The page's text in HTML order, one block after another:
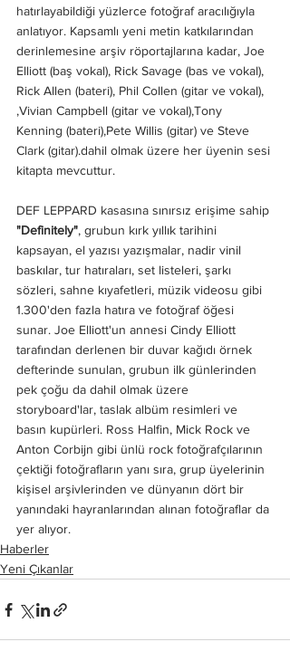
hatırlayabildiği yüzlerce fotoğraf aracılığıyla
anlatıyor. Kapsamlı yeni metin katkılarından
derinlemesine arşiv röportajlarına kadar, Joe
Elliott (baş vokal), Rick Savage (bas ve vokal),
Rick Allen (bateri), Phil Collen (gitar ve vokal),
,Vivian Campbell (gitar ve vokal),Tony
Kenning (bateri),Pete Willis (gitar) ve Steve
Clark (gitar).dahil olmak üzere her üyenin sesi
kitapta mevcuttur.
DEF LEPPARD kasasına sınırsız erişime sahip
"Definitely", grubun kırk yıllık tarihini
kapsayan, el yazısı yazışmalar, nadir vinil
baskılar, tur hatıraları, set listeleri, şarkı
sözleri, sahne kıyafetleri, müzik videosu gibi
1.300'den fazla hatıra ve fotoğraf öğesi
sunar. Joe Elliott'un annesi Cindy Elliott
tarafından derlenen bir duvar kağıdı örnek
defterinde sunulan, grubun ilk günlerinden
pek çoğu da dahil olmak üzere
storyboard'lar, taslak albüm resimleri ve
basın kupürleri. Ross Halfin, Mick Rock ve
Anton Corbijn gibi ünlü rock fotoğrafçılarının
çektiği fotoğrafların yanı sıra, grup üyelerinin
kişisel arşivlerinden ve dünyanın dört bir
yanındaki hayranlarından alınan fotoğraflar da
yer alıyor.
Haberler
Yeni Çıkanlar